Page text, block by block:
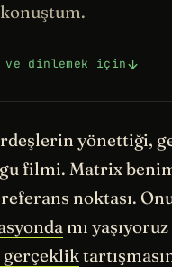
ve dinlemek için
yönettiği,
filmi. Matrix
noktası.
mı
gerçeklik